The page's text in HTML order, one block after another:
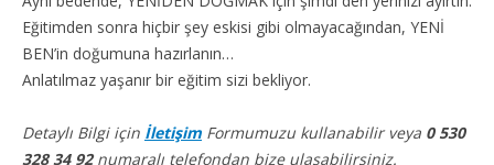
Eğitimden sonra hiçbir şey eskisi gibi olmayacağından, YENİ
BEN’in doğumuna hazırlanın…
Anlatılmaz yaşanır bir eğitim sizi bekliyor.
Detaylı Bilgi için İletişim Formumuzu kullanabilir veya 0 530
328 34 92numaralı telefondan bize ulaşabilirsiniz.